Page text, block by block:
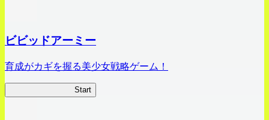
ビビッドアーミー
育成がカギを握る美少女戦略ゲーム！
Start